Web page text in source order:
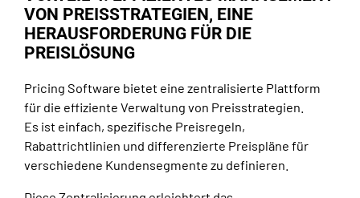
VON PREISSTRATEGIEN, EINE
HERAUSFORDERUNG FÜR DIE
PREISLÖSUNG
Pricing Software bietet eine zentralisierte Plattform
für die effiziente Verwaltung von Preisstrategien.
Es ist einfach, spezifische Preisregeln,
Rabattrichtlinien und differenzierte Preispläne für
verschiedene Kundensegmente zu definieren.